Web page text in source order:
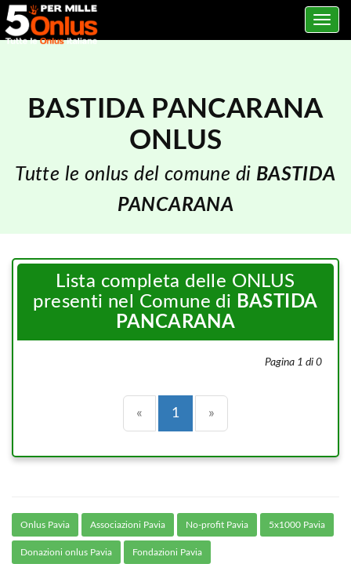
Toggle
BASTIDA PANCARANA
ONLUS
Tutte le onlus del comune di BASTIDA
PANCARANA
Lista completa delle ONLUS
presenti nel Comune di BASTIDA
PANCARANA
Pagina 1 di 0
« Precedente
1 (current)
»
Onlus Pavia Associazioni Pavia No-profit Pavia 5x1000 Pavia
Donazioni onlus Pavia Fondazioni Pavia